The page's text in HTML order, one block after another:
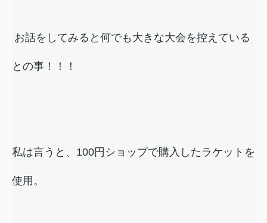
お話をしてみると何でも大きな大会を控えている
との事！！！
私は言うと、100円ショップで購入したラケットを
使用。